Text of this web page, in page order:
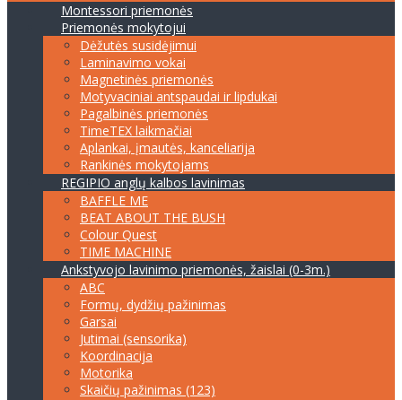
Montessori priemonės
Priemonės mokytojui
Dėžutės susidėjimui
Laminavimo vokai
Magnetinės priemonės
Motyvaciniai antspaudai ir lipdukai
Pagalbinės priemonės
TimeTEX laikmačiai
Aplankai, įmautės, kanceliarija
Rankinės mokytojams
REGIPIO anglų kalbos lavinimas
BAFFLE ME
BEAT ABOUT THE BUSH
Colour Quest
TIME MACHINE
Ankstyvojo lavinimo priemonės, žaislai (0-3m.)
ABC
Formų, dydžių pažinimas
Garsai
Jutimai (sensorika)
Koordinacija
Motorika
Skaičių pažinimas (123)